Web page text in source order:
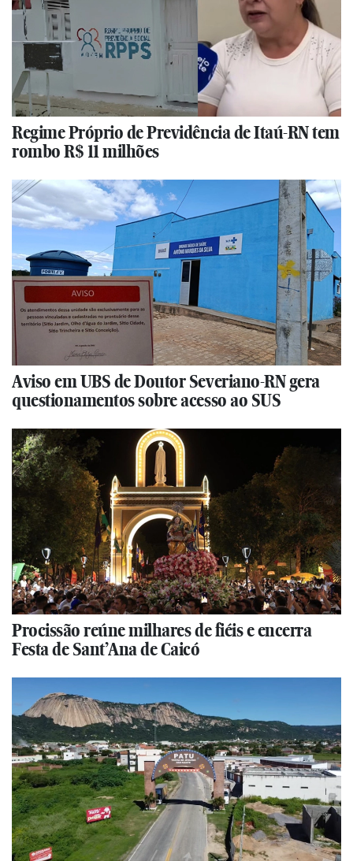
Regime Próprio de Previdência de Itaú-RN tem
rombo R$ 11 milhões
Aviso em UBS de Doutor Severiano-RN gera
questionamentos sobre acesso ao SUS
Procissão reúne milhares de fiéis e encerra
Festa de Sant’Ana de Caicó